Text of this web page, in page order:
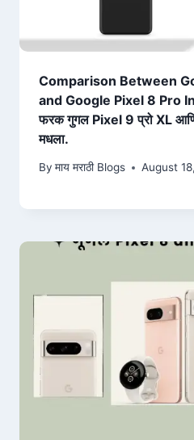
Comparison Between
and Google Pixel 8 Pro
फरक गुगल Pixel 9 प्रो XL
मधला.
By माय मराठी Blogs August